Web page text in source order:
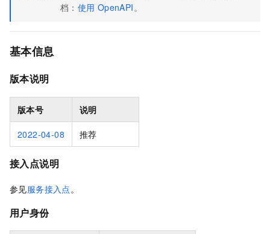
档： 使用 OpenAPI。
基本信息
版本说明
版本号 说明
2022-04-08 推荐
接入点说明
参见服务接入点 。
用户身份